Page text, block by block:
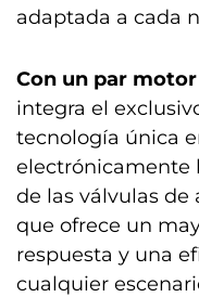
adaptada a cada
Con un par
integra el
tecnología única
electrónicamente
de las válvulas
que ofrece un
respuesta y una
cualquier